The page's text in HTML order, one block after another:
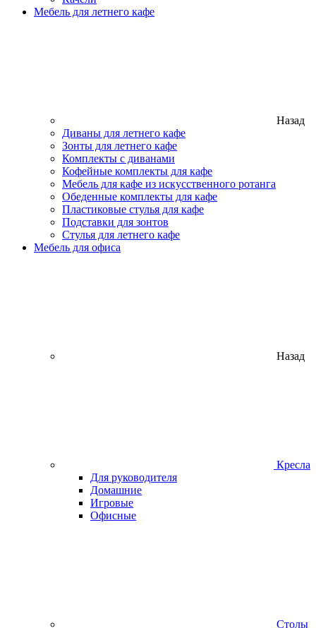
Мебель для летнего кафе
Назад
Диваны для летнего кафе
Зонты для летнего кафе
Комплекты с диванами
Кофейные комплекты для кафе
Мебель для кафе из искусственного ротанга
Обеденные комплекты для кафе
Пластиковые стулья для кафе
Подставки для зонтов
Стулья для летнего кафе
Мебель для офиса
Назад
Кресла
Для руководителя
Домашние
Игровые
Офисные
Столы